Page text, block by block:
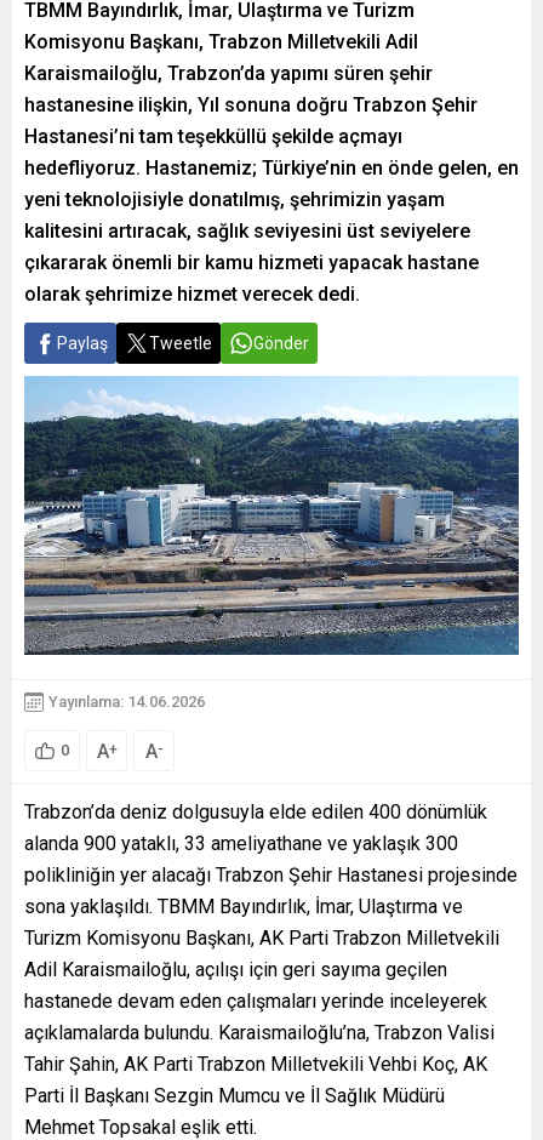
TBMM Bayındırlık, İmar, Ulaştırma ve Turizm
Komisyonu Başkanı, Trabzon Milletvekili Adil
Karaismailoğlu, Trabzon’da yapımı süren şehir
hastanesine ilişkin, Yıl sonuna doğru Trabzon Şehir
Hastanesi’ni tam teşekküllü şekilde açmayı
hedefliyoruz. Hastanemiz; Türkiye’nin en önde gelen, en
yeni teknolojisiyle donatılmış, şehrimizin yaşam
kalitesini artıracak, sağlık seviyesini üst seviyelere
çıkararak önemli bir kamu hizmeti yapacak hastane
olarak şehrimize hizmet verecek dedi.
Paylaş Tweetle Gönder
Yayınlama: 14.06.2026
0 A+ A-
Trabzon’da deniz dolgusuyla elde edilen 400 dönümlük
alanda 900 yataklı, 33 ameliyathane ve yaklaşık 300
polikliniğin yer alacağı Trabzon Şehir Hastanesi projesinde
sona yaklaşıldı. TBMM Bayındırlık, İmar, Ulaştırma ve
Turizm Komisyonu Başkanı, AK Parti Trabzon Milletvekili
Adil Karaismailoğlu, açılışı için geri sayıma geçilen
hastanede devam eden çalışmaları yerinde inceleyerek
açıklamalarda bulundu. Karaismailoğlu’na, Trabzon Valisi
Tahir Şahin, AK Parti Trabzon Milletvekili Vehbi Koç, AK
Parti İl Başkanı Sezgin Mumcu ve İl Sağlık Müdürü
Mehmet Topsakal eşlik etti.